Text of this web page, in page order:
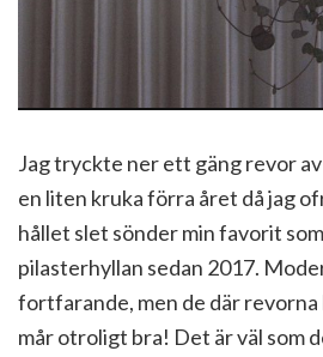
Jag tryckte ner ett gäng revor
en liten kruka förra året då jag
hållet slet sönder min favorit
pilasterhyllan sedan 2017.
fortfarande, men de där
mår otroligt bra! Det är väl som